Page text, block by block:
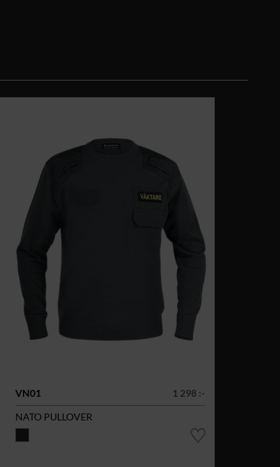
VN01
1 298 :-
NATO PULLOVER